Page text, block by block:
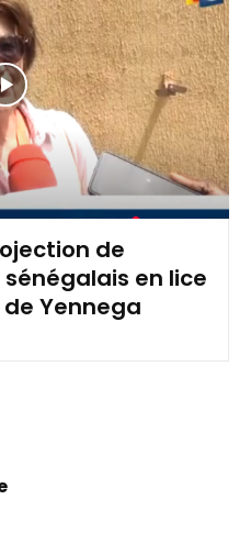
de
sénégalais en lice
de Yennega